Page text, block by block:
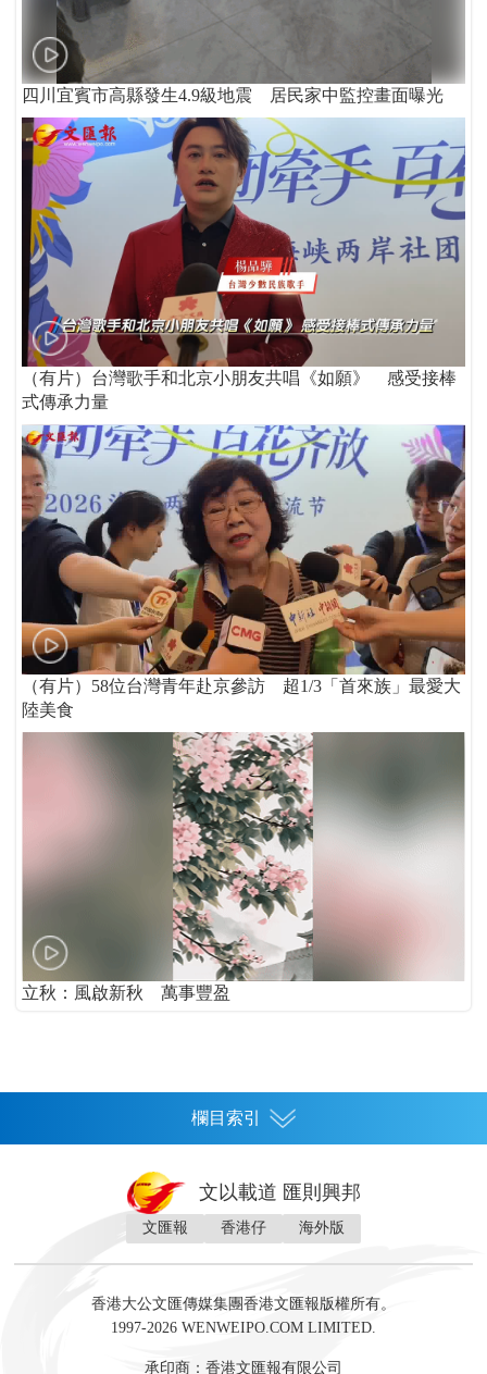
四川宜賓市高縣發生4.9級地震 居民家中監控畫面曝光
（有片）台灣歌手和北京小朋友共唱《如願》 感受接棒
式傳承力量
（有片）58位台灣青年赴京參訪 超1/3「首來族」最愛大
陸美食
立秋：風啟新秋 萬事豐盈
欄目索引
灣區人
財經 地產 投資 財評 數字經濟
訪談 直播 經湋論
文以載道 匯則興邦
文匯報 香港仔 海外版
香港大公文匯傳媒集團香港文匯報版權所有。
1997-2026 WENWEIPO.COM LIMITED.
承印商：香港文匯報有限公司